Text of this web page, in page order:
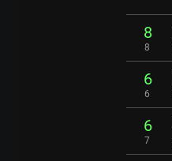
8
8
6
6
6
7